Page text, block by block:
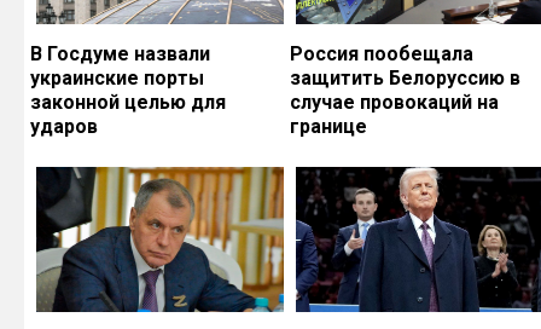
В Госдуме назвали
украинские порты
законной целью для
ударов
Россия пообещала
защитить Белоруссию в
случае провокаций на
границе